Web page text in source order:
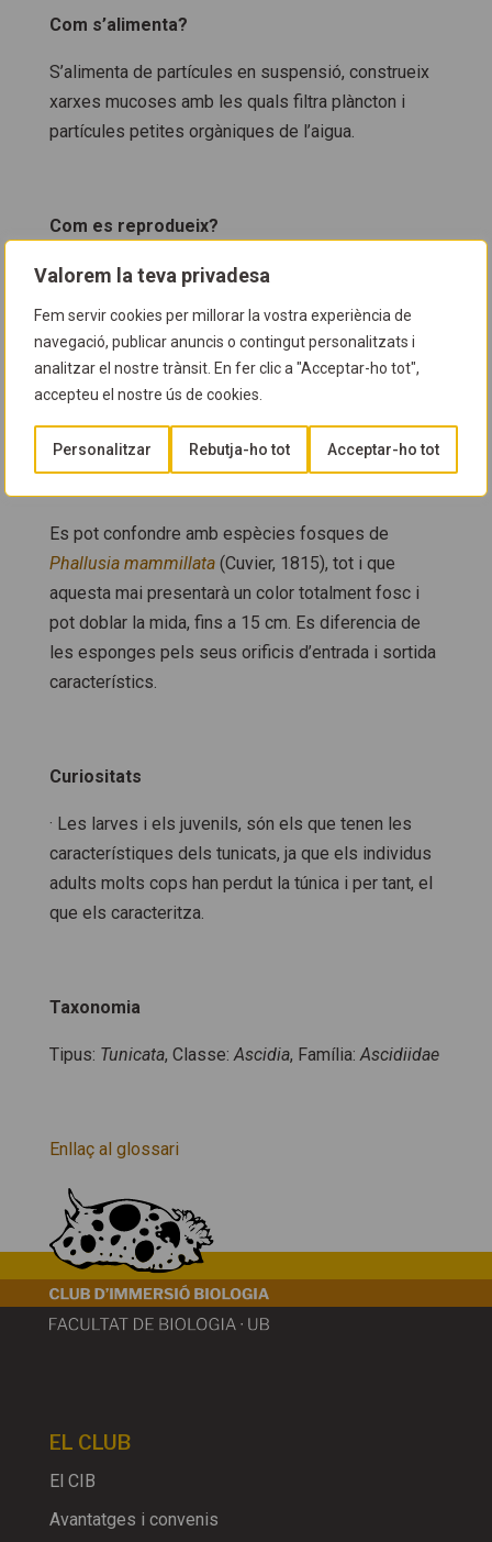
Valorem la teva privadesa
Fem servir cookies per millorar la vostra experiència de
navegació, publicar anuncis o contingut personalitzats i
analitzar el nostre trànsit. En fer clic a "Acceptar-ho tot",
accepteu el nostre ús de cookies.
Personalitzar Rebutja-ho tot Acceptar-ho tot
Com s’alimenta?
S’alimenta de partícules en suspensió, construeix
xarxes mucoses amb les quals filtra plàncton i
partícules petites orgàniques de l’aigua.
Com es reprodueix?
En un moment donat, individus masculins i
òvuls respectivament. Si aquests dos gàmetes es
troben, formaran una petita larva que nedarà
lliurement. Es pot reproduir durant tot l’any.
Es pot confondre amb espècies fosques de
Phallusia mammillata (Cuvier, 1815), tot i que
aquesta mai presentarà un color totalment fosc i
pot doblar la mida, fins a 15 cm. Es diferencia de
les esponges pels seus orificis d’entrada i sortida
característics.
Curiositats
· Les larves i els juvenils, són els que tenen les
característiques dels tunicats, ja que els individus
adults molts cops han perdut la túnica i per tant, el
que els caracteritza.
Taxonomia
Tipus: Tunicata, Classe:Ascidia, Família:Ascidiidae
Enllaç al glossari
EL CLUB
El CIB
Avantatges i convenis